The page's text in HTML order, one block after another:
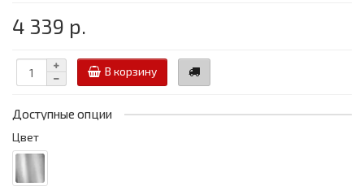
4 339 р.
В корзину
Доступные опции
Цвет